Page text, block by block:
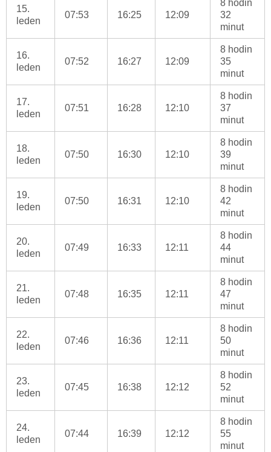
15.
leden
07:53 16:25 12:09
8 hodin
32
minut
16.
leden
07:52 16:27 12:09
8 hodin
35
minut
17.
leden
07:51 16:28 12:10
8 hodin
37
minut
18.
leden
07:50 16:30 12:10
8 hodin
39
minut
19.
leden
07:50 16:31 12:10
8 hodin
42
minut
20.
leden
07:49 16:33 12:11
8 hodin
44
minut
21.
leden
07:48 16:35 12:11
8 hodin
47
minut
22.
leden
07:46 16:36 12:11
8 hodin
50
minut
23.
leden
07:45 16:38 12:12
8 hodin
52
minut
24.
leden
07:44 16:39 12:12
8 hodin
55
minut